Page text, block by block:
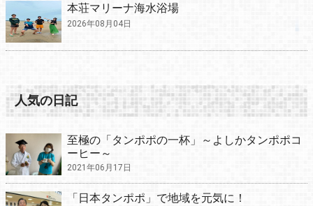
本荘マリーナ海水浴場
2026年08月04日
人気の日記
至極の「タンポポの一杯」～よしかタンポポコ
ーヒー～
2021年06月17日
「日本タンポポ」で地域を元気に！